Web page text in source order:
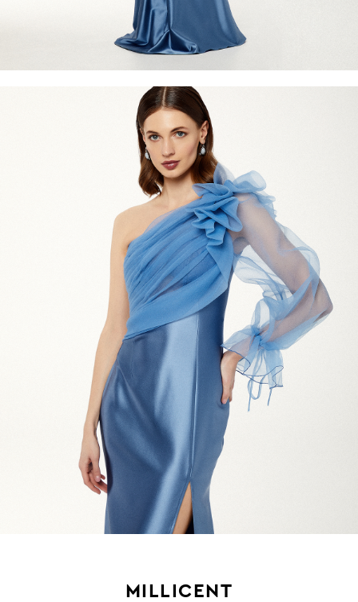
MILLICENT